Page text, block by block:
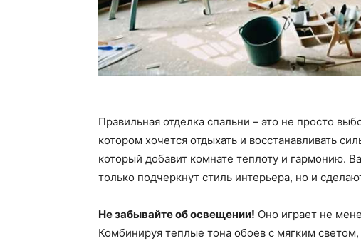
Правильная отделка спальни – это не просто
котором хочется отдыхать и восстанавливать
который добавит комнате теплоту и гармонию.
только подчеркнут стиль интерьера, но и
Не забывайте об освещении! Оно играет не
Комбинируя теплые тона обоев с мягким